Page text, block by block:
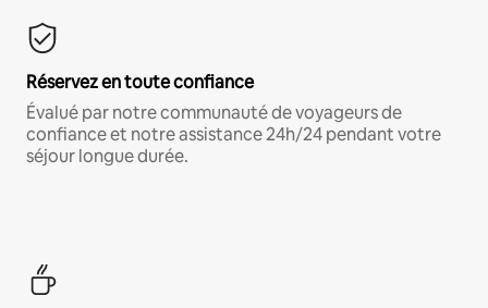
Réservez en toute confiance
Évalué par notre communauté de voyageurs de
confiance et notre assistance 24h/24 pendant votre
séjour longue durée.